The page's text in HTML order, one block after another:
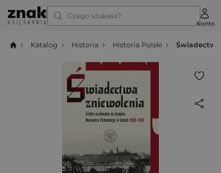
Czego szukasz?
Konto
Katalog Historia Historia Polski Świadectwa